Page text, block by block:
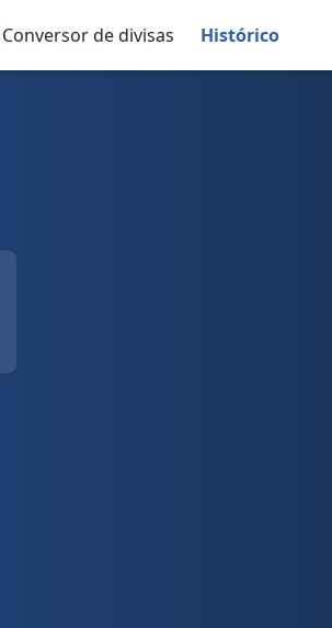
Conversor de divisas Histórico